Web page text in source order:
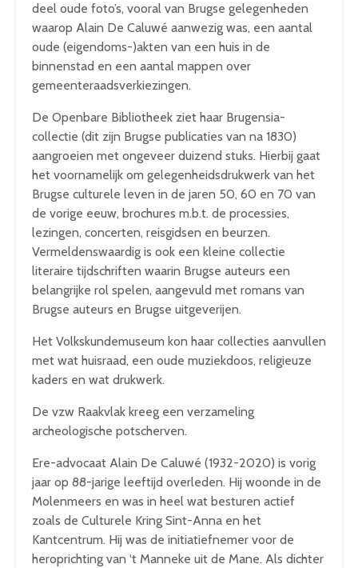
deel oude foto’s, vooral van Brugse gelegenheden
waarop Alain De Caluwé aanwezig was, een aantal
oude (eigendoms-)akten van een huis in de
binnenstad en een aantal mappen over
gemeenteraadsverkiezingen.
De Openbare Bibliotheek ziet haar Brugensia-
collectie (dit zijn Brugse publicaties van na 1830)
aangroeien met ongeveer duizend stuks. Hierbij gaat
het voornamelijk om gelegenheidsdrukwerk van het
Brugse culturele leven in de jaren 50, 60 en 70 van
de vorige eeuw, brochures m.b.t. de processies,
lezingen, concerten, reisgidsen en beurzen.
Vermeldenswaardig is ook een kleine collectie
literaire tijdschriften waarin Brugse auteurs een
belangrijke rol spelen, aangevuld met romans van
Brugse auteurs en Brugse uitgeverijen.
Het Volkskundemuseum kon haar collecties aanvullen
met wat huisraad, een oude muziekdoos, religieuze
kaders en wat drukwerk.
De vzw Raakvlak kreeg een verzameling
archeologische potscherven.
Ere-advocaat Alain De Caluwé (1932-2020) is vorig
jaar op 88-jarige leeftijd overleden. Hij woonde in de
Molenmeers en was in heel wat besturen actief
zoals de Culturele Kring Sint-Anna en het
Kantcentrum. Hij was de initiatiefnemer voor de
heroprichting van ‘t Manneke uit de Mane. Als dichter